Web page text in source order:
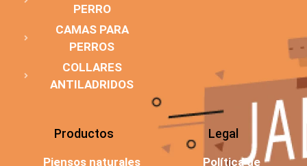
PERRO
CAMAS PARA
PERROS
COLLARES
ANTILADRIDOS
Productos
Piensos naturales
Legal
Política de